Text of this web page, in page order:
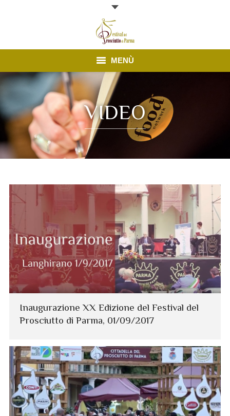
MENÙ
Edizione 2026
Finestre Aperte
News
Prosciutto di Parma
Contatti
VIDEO
Inaugurazione XX Edizione del Festival del
Prosciutto di Parma, 01/09/2017